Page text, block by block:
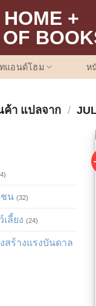
แอนด์โฮม ห
ค้า แปลจาก /
ชน (32)
ลี้ยง (24)
สร้างแรงบันดาล